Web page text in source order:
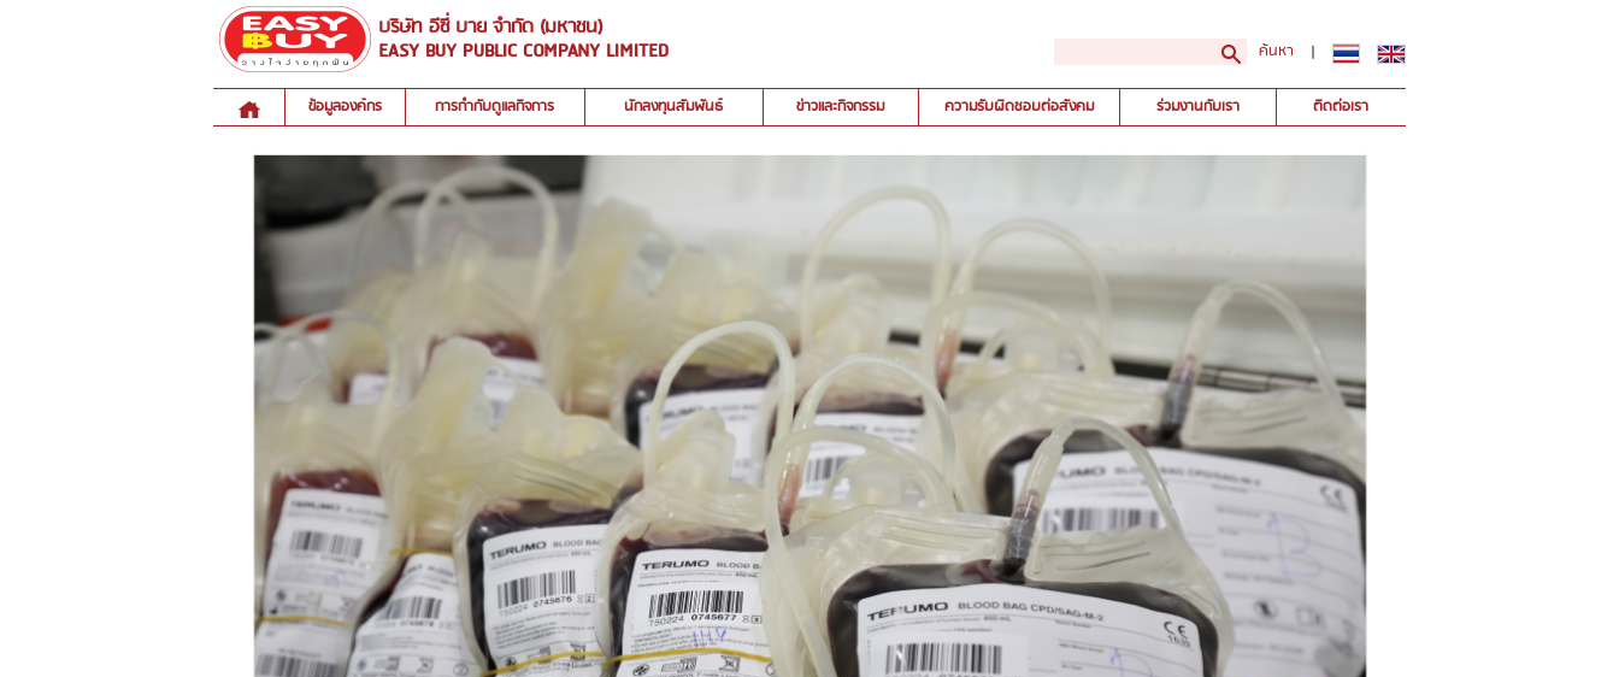
บริษัท อีซี่ บาย จำกัด (มหาชน)
EASY BUY PUBLIC COMPANY LIMITED ค้นหา |
ข้อมูลองค์กร การกำกับดูแลกิจการ นักลงทุนสัมพันธ์ ข่าวและกิจกรรม ความรับผิดชอบต่อสังคม ร่วมงานกับเรา ติดต่อเรา